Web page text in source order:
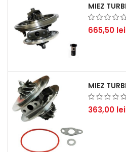
665,50 lei
363,00 lei